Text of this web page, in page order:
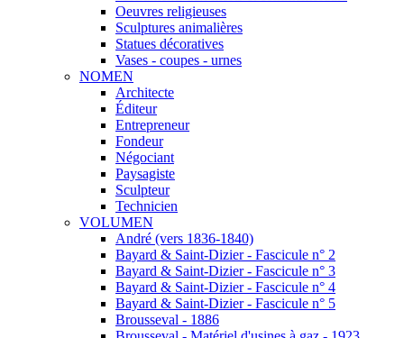
Oeuvres religieuses
Sculptures animalières
Statues décoratives
Vases - coupes - urnes
NOMEN
Architecte
Éditeur
Entrepreneur
Fondeur
Négociant
Paysagiste
Sculpteur
Technicien
VOLUMEN
André (vers 1836-1840)
Bayard & Saint-Dizier - Fascicule n° 2
Bayard & Saint-Dizier - Fascicule n° 3
Bayard & Saint-Dizier - Fascicule n° 4
Bayard & Saint-Dizier - Fascicule n° 5
Brousseval - 1886